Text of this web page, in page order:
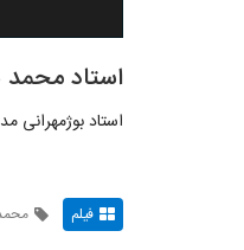
استاد محمد
استاد
فیلم